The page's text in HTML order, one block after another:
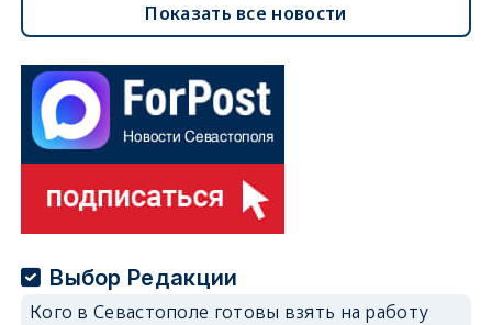
Показать все новости
Выбор Редакции
Кого в Севастополе готовы взять на работу